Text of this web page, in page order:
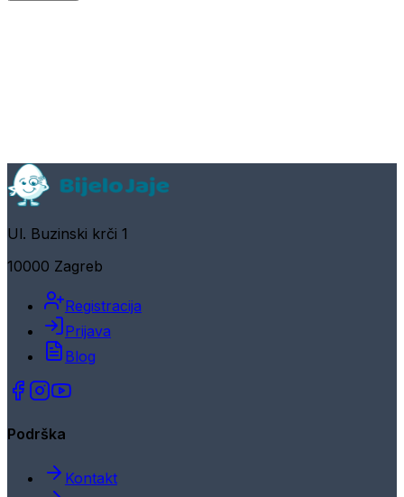
Ul. Buzinski krči 1
10000 Zagreb
Registracija
Prijava
Blog
Podrška
Kontakt